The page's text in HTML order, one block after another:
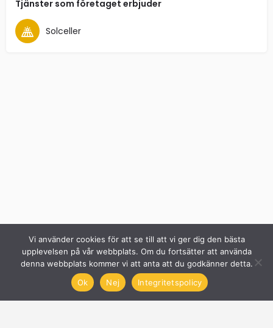
Tjänster som företaget erbjuder
Solceller
Vi använder cookies för att se till att vi ger dig den bästa
upplevelsen på vår webbplats. Om du fortsätter att använda
denna webbplats kommer vi att anta att du godkänner detta.
Ok
Nej Integritetspolicy